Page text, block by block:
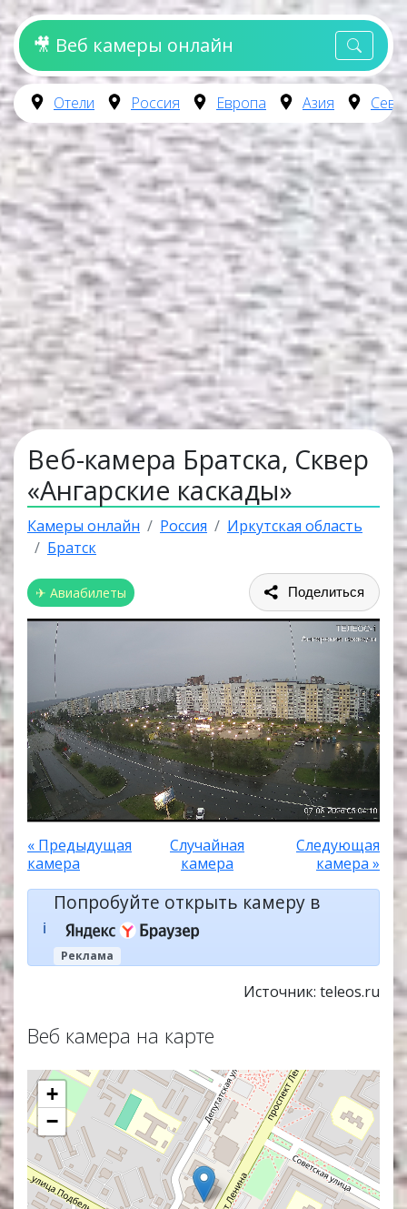
🎥 Веб камеры онлайн
Отели Россия Европа Азия
Веб-камера Братска, Сквер
«Ангарские каскады»
Камеры онлайн Россия
Иркутская область
Братск
✈ Авиабилеты Поделиться
« Предыдущая
камера
Случайная
камера
Следующая
камера »
ℹ️
Попробуйте открыть камеру в
Реклама
Источник: teleos.ru
Веб камера на карте
+
−